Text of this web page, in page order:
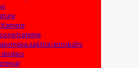
baterije
zaštita i produžni
dodaci